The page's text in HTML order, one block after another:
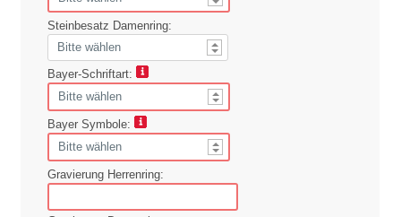
Steinbesatz Damenring:
Bayer-Schriftart:
Bayer Symbole:
Gravierung Herrenring: